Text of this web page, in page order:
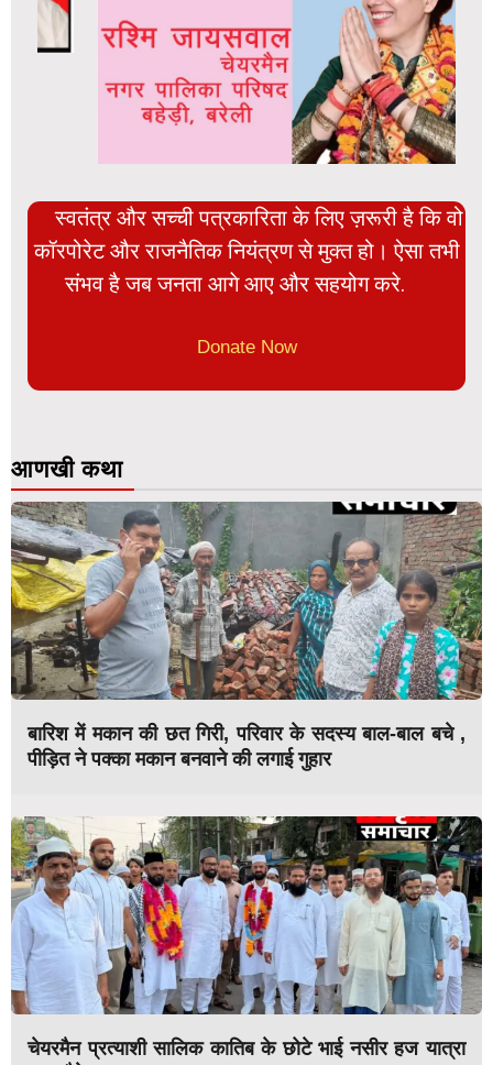
स्वतंत्र और सच्ची पत्रकारिता के लिए ज़रूरी है कि वो
कॉरपोरेट और राजनैतिक नियंत्रण से मुक्त हो। ऐसा तभी
संभव है जब जनता आगे आए और सहयोग करे.
Donate Now
आणखी कथा
बारिश में मकान की छत गिरी, परिवार के सदस्य बाल-बाल बचे ,
पीड़ित ने पक्का मकान बनवाने की लगाई गुहार
चेयरमैन प्रत्याशी सालिक कातिब के छोटे भाई नसीर हज यात्रा